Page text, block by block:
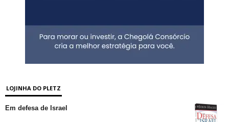
LOJINHA DO PLETZ
Em defesa de Israel